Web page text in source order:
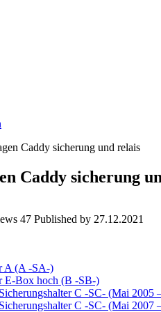
Caddy sicherung und relais
Caddy sicherung
47 Published by 27.12.2021
A (A -SA-)
E-Box hoch (B -SB-)
C -SC- (Mai 2005
C -SC- (Mai 2007